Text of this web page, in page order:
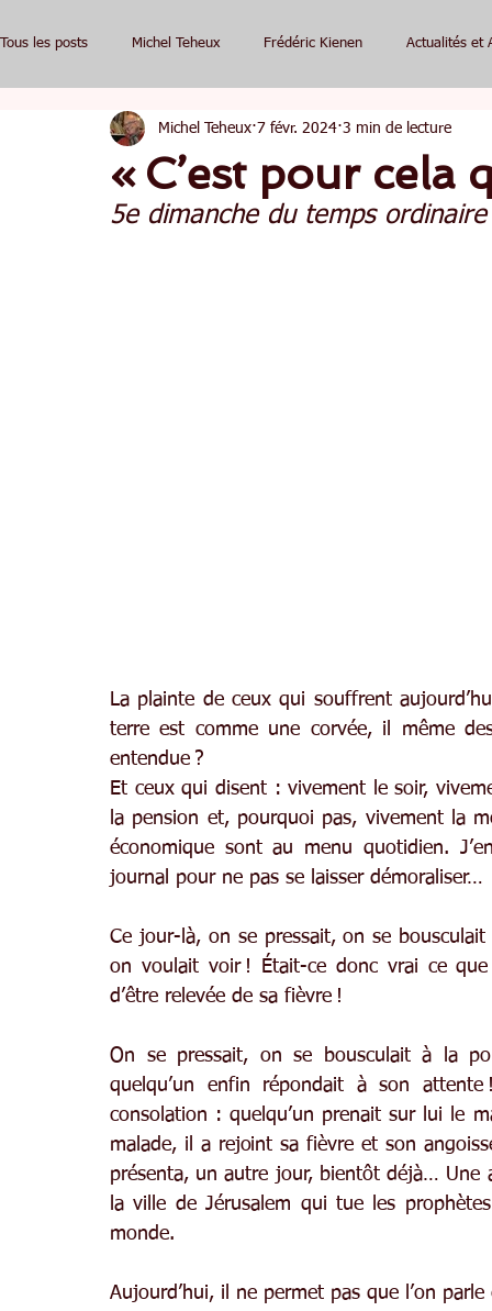
Tous les posts Michel Teheux Frédéric Kienen Actualités et
« C’est pour cela
Michel Teheux 7 févr. 2024 3 min de lecture
5e dimanche du temps
La plainte de ceux qui souffrent
terre est comme une corvée, il même
entendue ?
Et ceux qui disent : vivement le soir,
la pension et, pourquoi pas, vivement la
économique sont au menu quotidien.
journal pour ne pas se laisser démoraliser…
Ce jour-là, on se pressait, on se
on voulait voir ! Était-ce donc vrai ce
d’être relevée de sa fièvre !
On se pressait, on se bousculait à la
quelqu’un enfin répondait à son
consolation : quelqu’un prenait sur lui le
malade, il a rejoint sa fièvre et son
présenta, un autre jour, bientôt déjà…
la ville de Jérusalem qui tue les
monde.
Aujourd’hui, il ne permet pas que l’on